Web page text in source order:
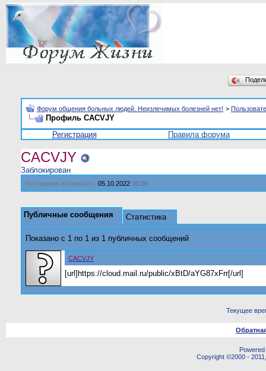
Форум общения больных людей. Неизлечимых болезней нет! >
Профиль CACVJY
Регистрация
Правила форума
CACVJY
Заблокирован
Последняя активность: 05.10.2022 05:06
Публичные сообщения Статистика
Показано с 1 по 1 из 1 публичных сообщений
CACVJY
[url]https://cloud.mail.ru/public/xBtD/aYG87xFrr[/url]
Текущее
Copyright ©2000 -